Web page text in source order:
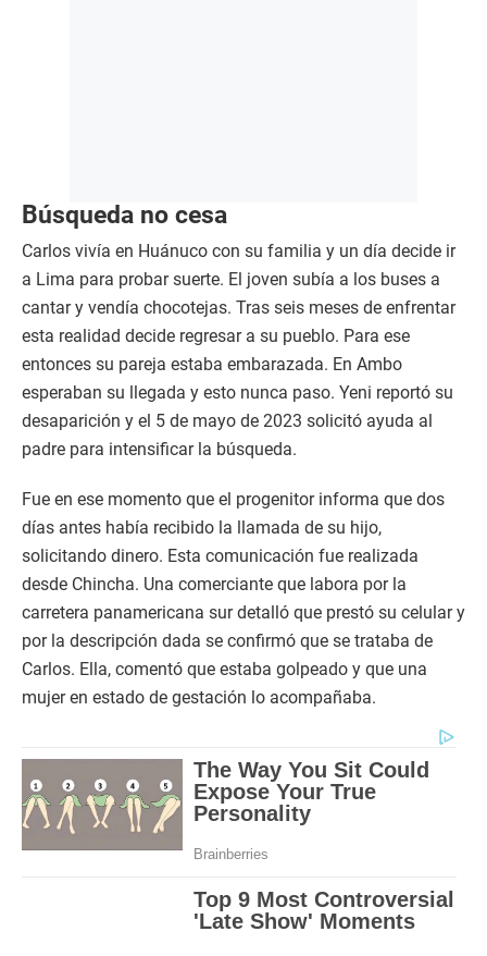
Búsqueda no cesa
Carlos vivía en Huánuco con su familia y un día decide ir
a Lima para probar suerte. El joven subía a los buses a
cantar y vendía chocotejas. Tras seis meses de enfrentar
esta realidad decide regresar a su pueblo. Para ese
entonces su pareja estaba embarazada. En Ambo
esperaban su llegada y esto nunca paso. Yeni reportó su
desaparición y el 5 de mayo de 2023 solicitó ayuda al
padre para intensificar la búsqueda.
Fue en ese momento que el progenitor informa que dos
días antes había recibido la llamada de su hijo,
solicitando dinero. Esta comunicación fue realizada
desde Chincha. Una comerciante que labora por la
carretera panamericana sur detalló que prestó su celular y
por la descripción dada se confirmó que se trataba de
Carlos. Ella, comentó que estaba golpeado y que una
mujer en estado de gestación lo acompañaba.